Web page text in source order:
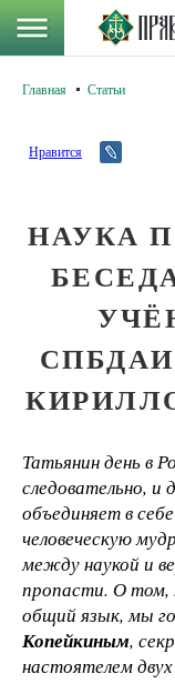
Главная Статьи
Нравится
НАУКА
Татьянин день в
следовательно, и
объединяет в
человеческую
между наукой и
пропасти. О том,
общий язык, мы
Копейкиным,
настоятелем